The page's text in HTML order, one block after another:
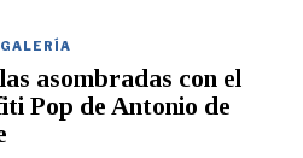
GALERÍA
asombradas con el
Pop de Antonio de